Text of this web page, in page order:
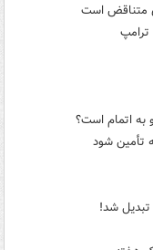
متناقض است
به اتمام است؟
تأمین شود
تبدیل شد!